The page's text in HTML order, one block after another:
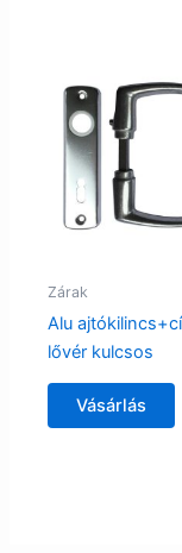
Zárak
Alu
lővér kulcsos
Vásárlás